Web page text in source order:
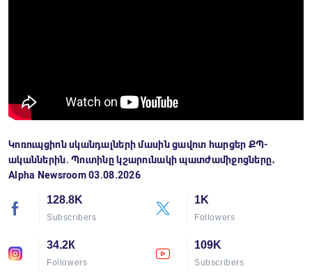
Կոռուպցիոն սկանդալների մասին ցավոտ հարցեր ՔՊ-
ականներին. Պուտինը կշարունակի պատժամիջոցները․
Alpha Newsroom 03.08.2026
128.8K
Subscribers
1K
Followers
34.2К
Followers
109K
Subscribers